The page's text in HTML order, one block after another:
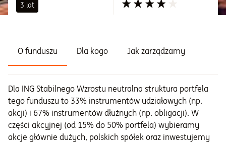
3 lat
O funduszu Dla kogo Jak zarządzamy
Dla ING Stabilnego Wzrostu neutralna struktura portfela
tego funduszu to 33% instrumentów udziałowych (np.
akcji) i 67% instrumentów dłużnych (np. obligacji). W
części akcyjnej (od 15% do 50% portfela) wybieramy
akcje głównie dużych, polskich spółek oraz inwestujemy